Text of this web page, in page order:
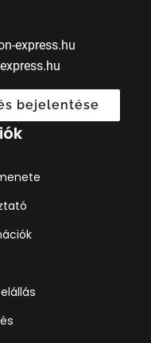
express.hu
bejelentése